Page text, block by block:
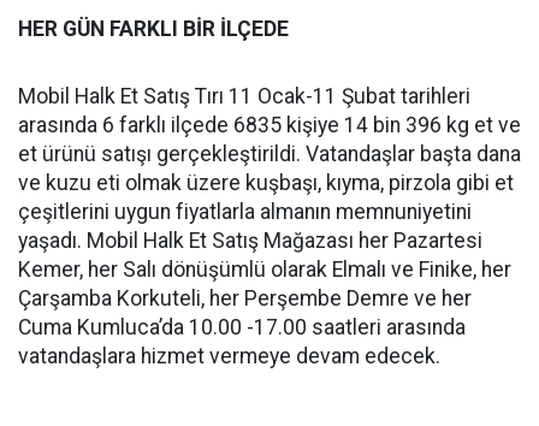
HER GÜN FARKLI BİR İLÇEDE
Mobil Halk Et Satış Tırı 11 Ocak-11 Şubat tarihleri
arasında 6 farklı ilçede 6835 kişiye 14 bin 396 kg et ve
et ürünü satışı gerçekleştirildi. Vatandaşlar başta dana
ve kuzu eti olmak üzere kuşbaşı, kıyma, pirzola gibi et
çeşitlerini uygun fiyatlarla almanın memnuniyetini
yaşadı. Mobil Halk Et Satış Mağazası her Pazartesi
Kemer, her Salı dönüşümlü olarak Elmalı ve Finike, her
Çarşamba Korkuteli, her Perşembe Demre ve her
Cuma Kumluca’da 10.00 -17.00 saatleri arasında
vatandaşlara hizmet vermeye devam edecek.